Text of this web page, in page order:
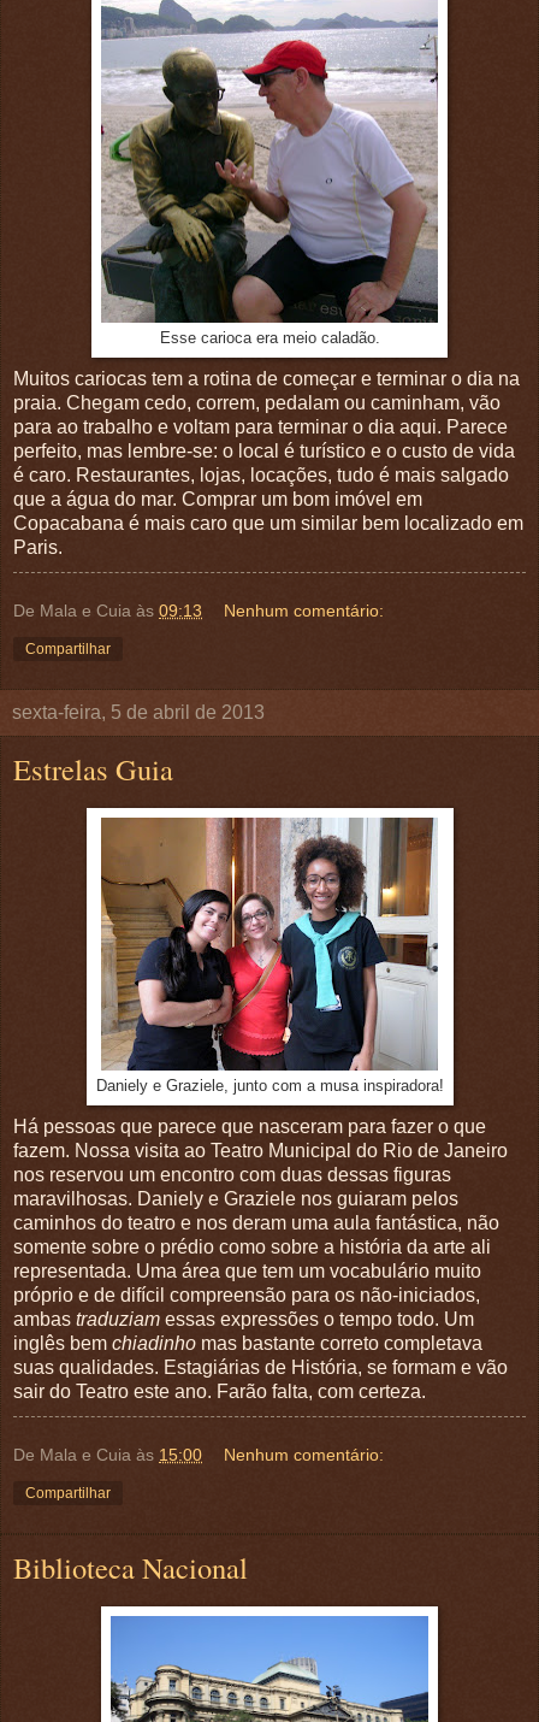
Esse carioca era meio caladão.
Muitos cariocas tem a rotina de começar e terminar o dia na
praia. Chegam cedo, correm, pedalam ou caminham, vão
para ao trabalho e voltam para terminar o dia aqui. Parece
perfeito, mas lembre-se: o local é turístico e o custo de vida
é caro. Restaurantes, lojas, locações, tudo é mais salgado
que a água do mar. Comprar um bom imóvel em
Copacabana é mais caro que um similar bem localizado em
Paris.
De Mala e Cuia às 09:13 Nenhum comentário:
Compartilhar
sexta-feira, 5 de abril de 2013
Estrelas Guia
Daniely e Graziele, junto com a musa inspiradora!
Há pessoas que parece que nasceram para fazer o que
fazem. Nossa visita ao Teatro Municipal do Rio de Janeiro
nos reservou um encontro com duas dessas figuras
maravilhosas. Daniely e Graziele nos guiaram pelos
caminhos do teatro e nos deram uma aula fantástica, não
somente sobre o prédio como sobre a história da arte ali
representada. Uma área que tem um vocabulário muito
próprio e de difícil compreensão para os não-iniciados,
ambas traduziam essas expressões o tempo todo. Um
inglês bem chiadinho mas bastante correto completava
suas qualidades. Estagiárias de História, se formam e vão
sair do Teatro este ano. Farão falta, com certeza.
De Mala e Cuia às 15:00 Nenhum comentário:
Compartilhar
Biblioteca Nacional